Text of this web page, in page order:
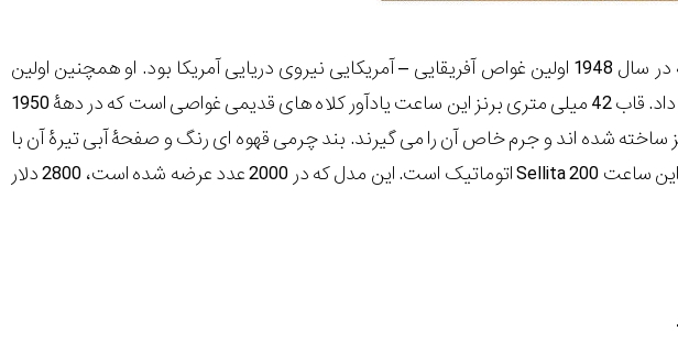
Oris ساعت غواصی برنز خود را به کارل براشیر تقدیم می کند که در سال 1948 اولین غواص آفریقایی – آمریکایی نیروی دریایی آمریکا بود. او همچنین اولین
سربازی بود که علیرغم قطع شدن پایش به کار غواصی خود ادامه داد. قاب 42 میلی متری برنز این ساعت یادآور کلاه های قدیمی غواصی است که در دهۀ 1950
ساخته شده اند و جرم خاص آن را می گیرند. بند چرمی قهوه ای رنگ و صفحۀ آبی تیرۀ آن با
در ترکیب با فلز برنز ترکیب رنگی جالبی را ایجاد می کنند. موتور این ساعت Sellita 200 اتوماتیک است. این مدل که در 2000 عدد عرضه شده است، 2800 دلار